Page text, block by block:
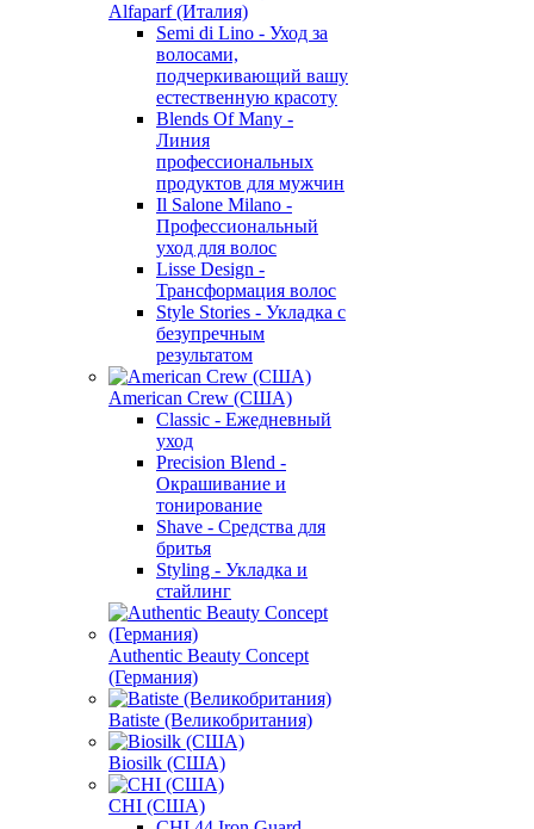
Alfaparf (Италия)
Semi di Lino - Уход за
волосами,
подчеркивающий вашу
естественную красоту
Blends Of Many -
Линия
профессиональных
продуктов для мужчин
Il Salone Milano -
Профессиональный
уход для волос
Lisse Design -
Трансформация волос
Style Stories - Укладка с
безупречным
результатом
American Crew (США)
Classic - Ежедневный
уход
Precision Blend -
Окрашивание и
тонирование
Shave - Средства для
бритья
Styling - Укладка и
стайлинг
Authentic Beauty Concept
(Германия)
Batiste (Великобритания)
Biosilk (США)
CHI (США)